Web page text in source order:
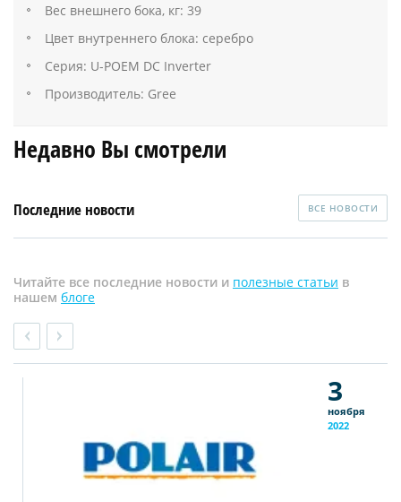
Вес внешнего бока, кг: 39
Цвет внутреннего блока: серебро
Серия: U-POEM DC Inverter
Производитель: Gree
Недавно Вы смотрели
Последние новости ВСЕ НОВОСТИ
Читайте все последние новости и полезные статьи в
нашем блоге
3
ноября
2022